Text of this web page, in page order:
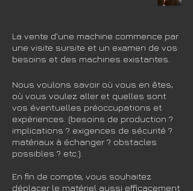
La vente d'une machine commence par
une visite sursite et un examen de vos
besoins et des machines existantes.
Nous voulons savoir où vous en êtes,
où vous voulez aller et quelles sont
vos éventuelles préoccupations et
expériences. (besoins de production ?
implications ? exigences de sécurité ?
matériaux à échanger ? obstacles
possibles ? etc.).
En fin de compte, vous souhaitez
déplacer le matériel aussi efficacement